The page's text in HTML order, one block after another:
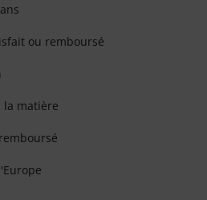
ou remboursé
la matière